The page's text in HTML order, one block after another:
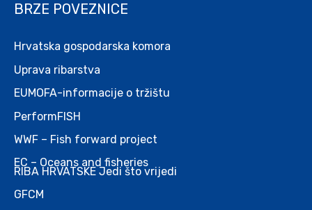
BRZE POVEZNICE
Hrvatska gospodarska komora
Uprava ribarstva
EUMOFA-informacije o tržištu
PerformFISH
WWF – Fish forward project
EC – Oceans and fisheries
RIBA HRVATSKE Jedi što vrijedi
GFCM